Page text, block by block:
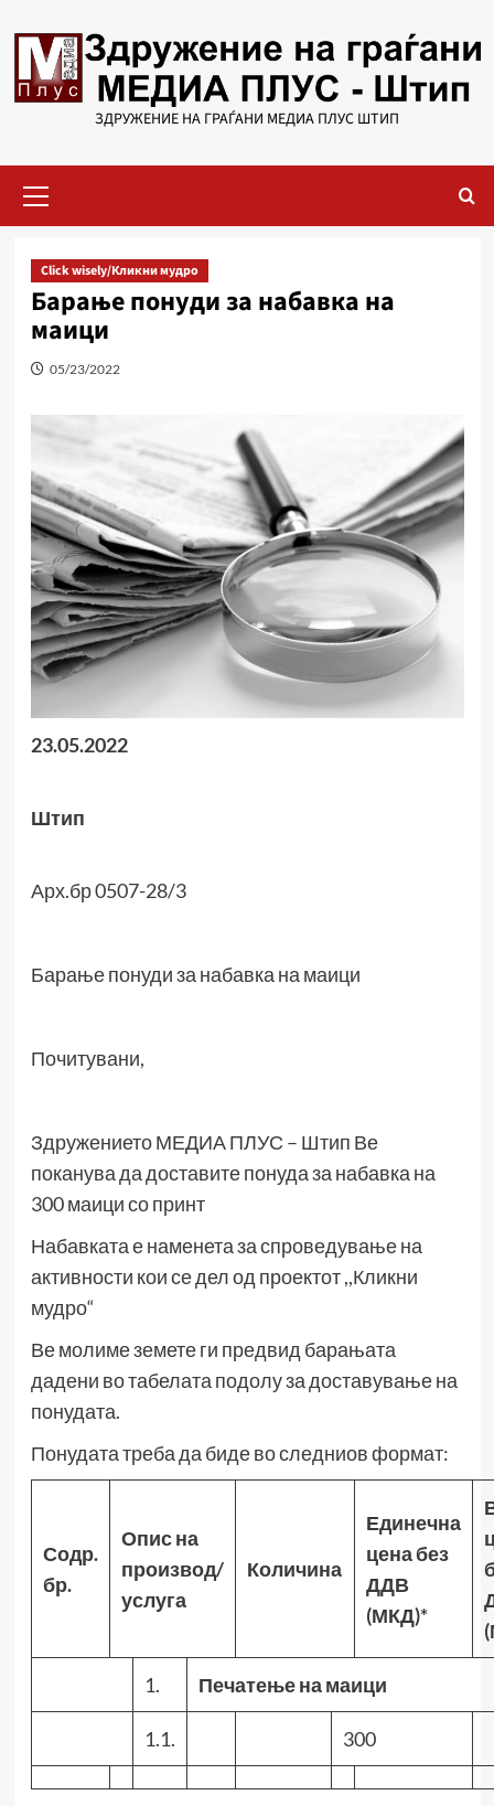
to
content
ЗДРУЖЕНИЕ НА ГРАЃАНИ МЕДИА ПЛУС ШТИП
Menu
Click wisely/Кликни мудро
Барање понуди за набавка на
маици
05/23/2022
23.05.2022
Штип
Арх.бр 0507-28/3
Барање понуди за набавка на маици
Почитувани,
Здружението МЕДИА ПЛУС – Штип Ве
поканува да доставите понуда за набавка на
300 маици со принт
Набавката е наменета за спроведување на
активности кои се дел од проектот ,,Кликни
мудро“
Ве молиме земете ги предвид барањата
дадени во табелата подолу за доставување на
понудата.
Понудата треба да биде во следниов формат:
Содр.
бр.
Опис на
производ/
услуга
Количина
Единечна
цена без
ДДВ
(МКД)*
(
1. Печатење на маици
1.1. 300